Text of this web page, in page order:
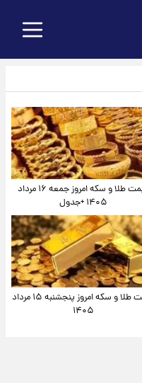
قیمت طلا و سکه امروز جمعه ۱۶ مرداد
۱۴۰۵ +جدول
قیمت طلا و سکه امروز پنجشنبه ۱۵ مرداد
۱۴۰۵